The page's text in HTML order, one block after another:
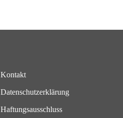
Kontakt
Datenschutzerklärung
Haftungsausschluss